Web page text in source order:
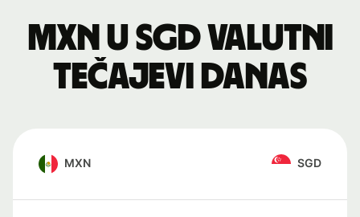
MXN u SGD valutni
tečajevi danas
MXN SGD